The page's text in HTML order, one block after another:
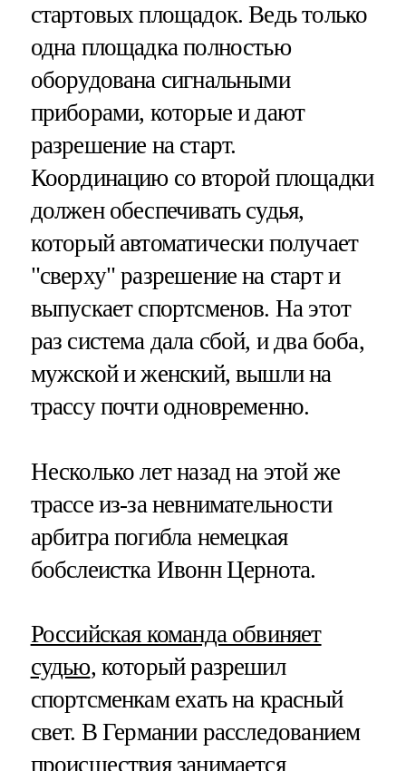
стартовых площадок. Ведь только
одна площадка полностью
оборудована сигнальными
приборами, которые и дают
разрешение на старт.
Координацию со второй площадки
должен обеспечивать судья,
который автоматически получает
"сверху" разрешение на старт и
выпускает спортсменов. На этот
раз система дала сбой, и два боба,
мужской и женский, вышли на
трассу почти одновременно.
Несколько лет назад на этой же
трассе из-за невнимательности
арбитра погибла немецкая
бобслеистка Ивонн Цернота.
Российская команда обвиняет
судью, который разрешил
спортсменкам ехать на красный
свет. В Германии расследованием
происшествия занимается